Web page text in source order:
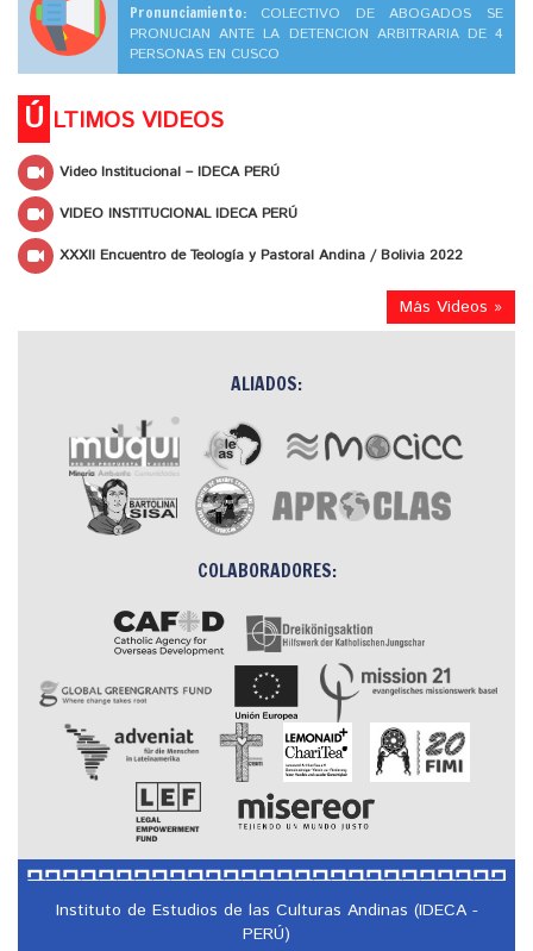
Pronunciamiento: COLECTIVO DE ABOGADOS SE
PRONUCIAN ANTE LA DETENCION ARBITRARIA DE 4
PERSONAS EN CUSCO
Ú LTIMOS VIDEOS
Video Institucional – IDECA PERÚ
VIDEO INSTITUCIONAL IDECA PERÚ
XXXII Encuentro de Teología y Pastoral Andina / Bolivia 2022
Más Videos »
ALIADOS:
COLABORADORES:
Instituto de Estudios de las Culturas Andinas (IDECA -
PERÚ)